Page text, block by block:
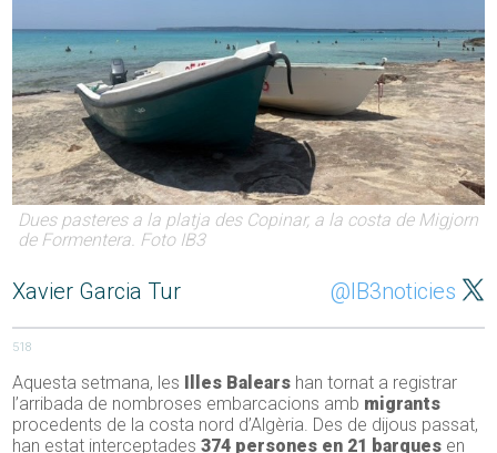
Dues pasteres a la platja des Copinar, a la costa de Migjorn
de Formentera. Foto IB3
Xavier Garcia Tur @IB3noticies
518
Aquesta setmana, les Illes Balears han tornat a registrar
l’arribada de nombroses embarcacions amb migrants
procedents de la costa nord d’Algèria. Des de dijous passat,
han estat interceptades374 persones en 21 barques en